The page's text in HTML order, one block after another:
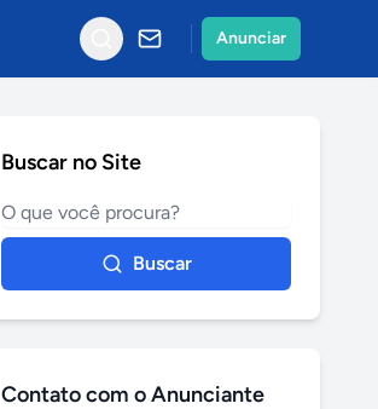
Anunciar
Buscar no Site
Buscar
Contato com o Anunciante